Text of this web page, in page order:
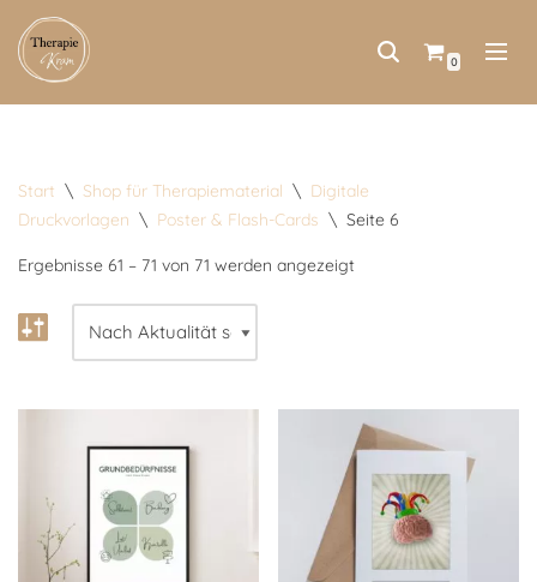
Zum
0
Start \ Shop für Therapiematerial \ Digitale
Druckvorlagen \ Poster & Flash-Cards \ Seite 6
Ergebnisse 61 – 71 von 71 werden angezeigt